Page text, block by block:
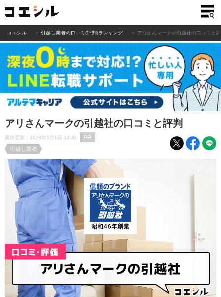
コエシル 引越し業者の口コミ(評判)ランキング アリさんマークの引越社の口コミと
アリさんマークの引越社の口コミと評判
最終更新：2023年5月1日 12:41
PR
引越し業者